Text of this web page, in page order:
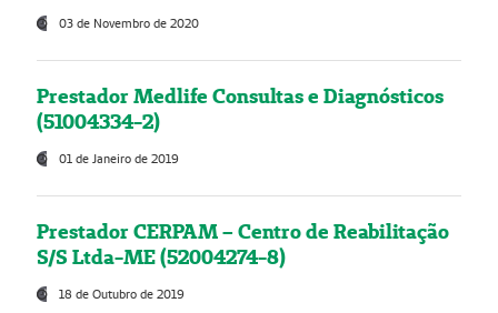
03 de Novembro de 2020
Prestador Medlife Consultas e Diagnósticos
(51004334-2)
01 de Janeiro de 2019
Prestador CERPAM – Centro de Reabilitação
S/S Ltda-ME (52004274-8)
18 de Outubro de 2019